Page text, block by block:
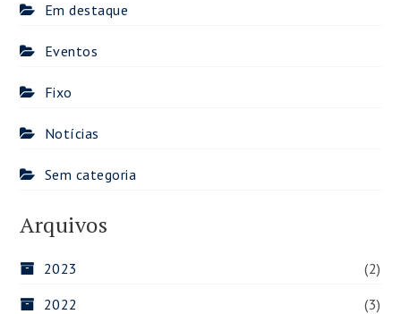
Em destaque
Eventos
Fixo
Notícias
Sem categoria
Arquivos
2023
(2)
2022
(3)